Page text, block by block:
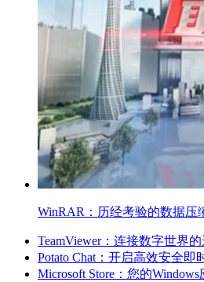
WinRAR：历经考验的数据压
TeamViewer：连接数字世界
Potato Chat：开启高效安全即
Microsoft Store：您的